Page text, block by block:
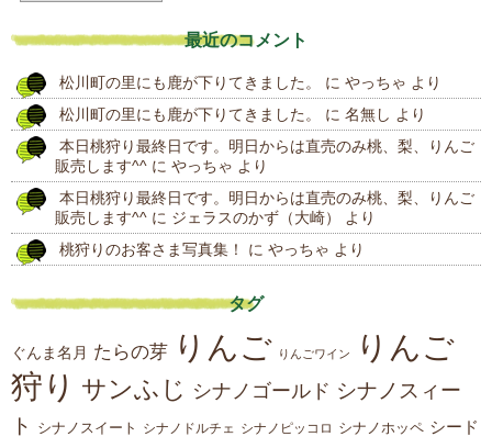
投
稿
最近のコメント
松川町の里にも鹿が下りてきました。 に やっちゃ より
松川町の里にも鹿が下りてきました。
に 名無し より
本日桃狩り最終日です。明日からは直売のみ桃、梨、りんご
販売します^^ に やっちゃ より
本日桃狩り最終日です。明日からは直売のみ桃、梨、りんご
販売します^^ に ジェラスのかず（大崎）
より
桃狩りのお客さま写真集！
に やっちゃ より
タグ
ぐんま名月 たらの芽 りんご りんごワイン
りんご
狩り サンふじ シナノゴールド シナノスィー
ト
シナノスイート シナノドルチェ シナノピッコロ シナノホッペ シード